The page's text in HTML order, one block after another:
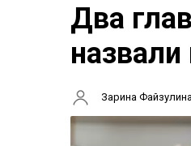
Два
назвали
Зарина